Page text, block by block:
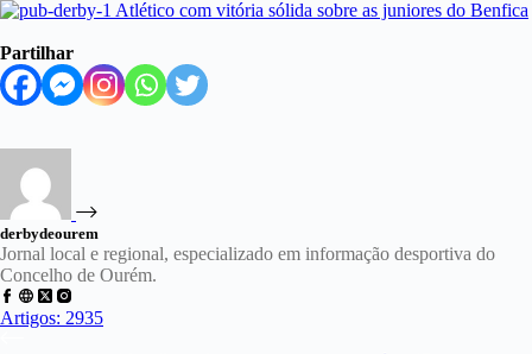
Partilhar
derbydeourem
Jornal local e regional, especializado em informação desportiva do
Concelho de Ourém.
Artigos: 2935